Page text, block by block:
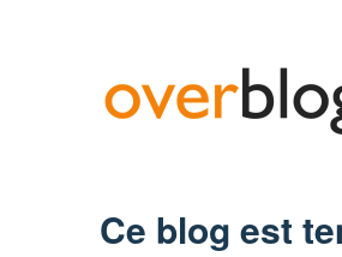
Ce blog est